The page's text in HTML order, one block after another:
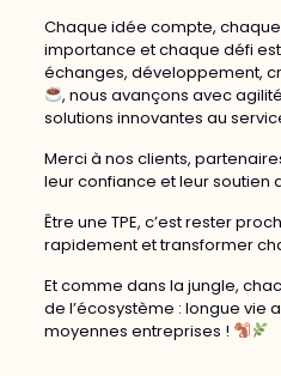
Chaque idée compte,
importance et chaque défi
échanges, développement,
, nous avançons avec
solutions innovantes au
Merci à nos clients,
leur confiance et leur soutien
Être une TPE, c’est rester
rapidement et transformer
Et comme dans la jungle,
de l’écosystème : longue vie
moyennes entreprises !